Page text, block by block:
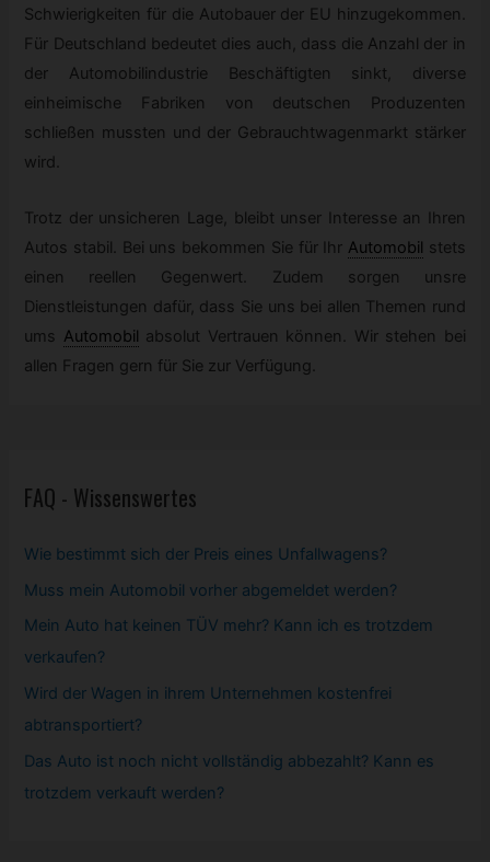
Schwierigkeiten für die Autobauer der EU hinzugekommen.
Für Deutschland bedeutet dies auch, dass die Anzahl der in
der Automobilindustrie Beschäftigten sinkt, diverse
einheimische Fabriken von deutschen Produzenten
schließen mussten und der Gebrauchtwagenmarkt stärker
wird.
Trotz der unsicheren Lage, bleibt unser Interesse an Ihren
Autos stabil. Bei uns bekommen Sie für Ihr Automobil stets
einen reellen Gegenwert. Zudem sorgen unsre
Dienstleistungen dafür, dass Sie uns bei allen Themen rund
ums Automobil absolut Vertrauen können. Wir stehen bei
allen Fragen gern für Sie zur Verfügung.
FAQ - Wissenswertes
Wie bestimmt sich der Preis eines Unfallwagens?
Muss mein Automobil vorher abgemeldet werden?
Mein Auto hat keinen TÜV mehr? Kann ich es trotzdem
verkaufen?
Wird der Wagen in ihrem Unternehmen kostenfrei
abtransportiert?
Das Auto ist noch nicht vollständig abbezahlt? Kann es
trotzdem verkauft werden?